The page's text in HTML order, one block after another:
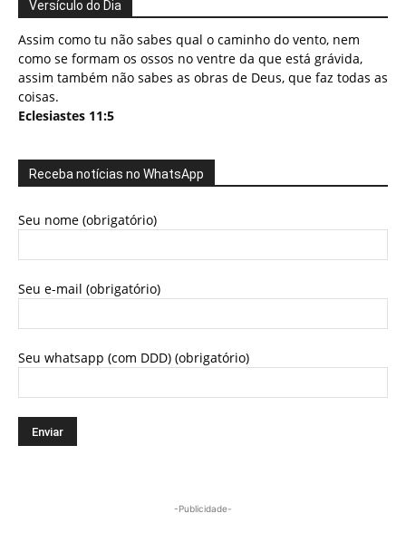
Versículo do Dia
Assim como tu não sabes qual o caminho do vento, nem
como se formam os ossos no ventre da que está grávida,
assim também não sabes as obras de Deus, que faz todas as
coisas.
Eclesiastes 11:5
Receba notícias no WhatsApp
Seu nome (obrigatório)
Seu e-mail (obrigatório)
Seu whatsapp (com DDD) (obrigatório)
-Publicidade-